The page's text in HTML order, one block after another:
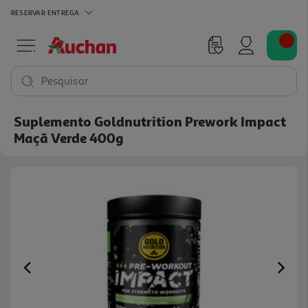
RESERVAR ENTREGA
Pesquisar
Suplemento Goldnutrition Prework Impact
Maçã Verde 400g
Previous